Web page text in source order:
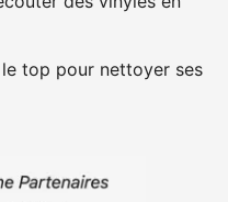
top pour nettoyer ses